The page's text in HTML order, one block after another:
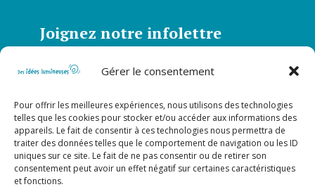
Gérer le consentement
Pour offrir les meilleures expériences, nous utilisons des technologies
telles que les cookies pour stocker et/ou accéder aux informations des
appareils. Le fait de consentir à ces technologies nous permettra de
traiter des données telles que le comportement de navigation ou les ID
uniques sur ce site. Le fait de ne pas consentir ou de retirer son
consentement peut avoir un effet négatif sur certaines caractéristiques
et fonctions.
Joignez notre infolettre
Abonnez-vous à notre infolettre et soyez
S’abonner
Suivez-nous sur nos réseaux
sociaux!